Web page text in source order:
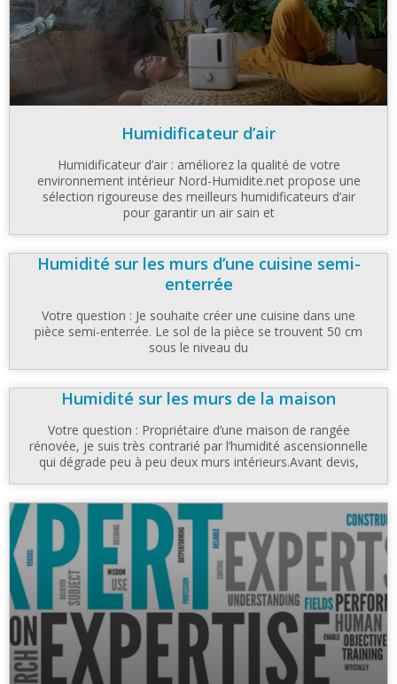
Humidificateur d’air
Humidificateur d’air : améliorez la qualité de votre
environnement intérieur Nord-Humidite.net propose une
sélection rigoureuse des meilleurs humidificateurs d’air
pour garantir un air sain et
Humidité sur les murs d’une cuisine semi-
enterrée
Votre question : Je souhaite créer une cuisine dans une
pièce semi-enterrée. Le sol de la pièce se trouvent 50 cm
sous le niveau du
Humidité sur les murs de la maison
Votre question : Propriétaire d’une maison de rangée
rénovée, je suis très contrarié par l’humidité ascensionnelle
qui dégrade peu à peu deux murs intérieurs.Avant devis,